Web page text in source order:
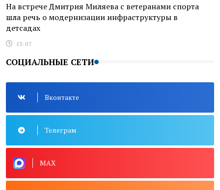
На встрече Дмитрия Миляева с ветеранами спорта
шла речь о модернизации инфраструктуры в
детсадах
13:07
СОЦИАЛЬНЫЕ СЕТИ
Вконтакте
Телеграм
MAX